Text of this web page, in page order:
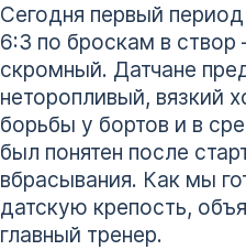
Сегодня первый
6:3 по броскам в створ
скромный. Датчане
неторопливый, вязкий
борьбы у бортов и в
был понятен после
вбрасывания. Как мы
датскую крепость,
главный тренер.